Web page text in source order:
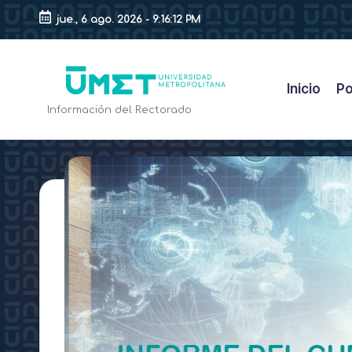
Saltar
jue., 6 ago. 2026 - 9:16:13 PM
B
l
o
Información del Rectorado
Inicio